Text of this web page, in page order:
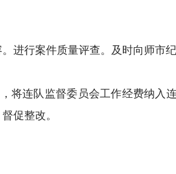
进行案件质量评查。及时向师市
将连队监督委员会工作经费纳入
促整改。